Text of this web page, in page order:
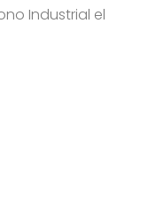
Industrial el